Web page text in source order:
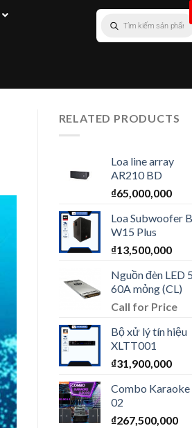
RELATED PRODUCTS
Loa line array
AR210 BD
₫65,000,000
Loa Subwoofer
W15 Plus
₫13,500,000
Nguồn đèn LED
60A mỏng (CL)
Call for Price
Bộ xử lý tín hiệu
XLTT001
₫31,900,000
Combo Karaoke
02
₫267,500,000